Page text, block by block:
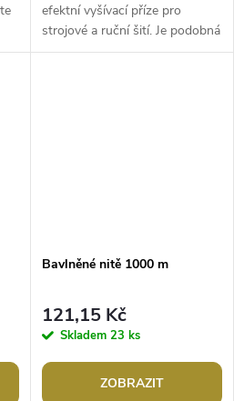
efektní vyšívací příze pro
strojové a ruční šití. Je podobná
niti Titano, která se již nevyrábí.
Bavlněné nitě 1000 m
121,15 Kč
Skladem 23 ks
ZOBRAZIT